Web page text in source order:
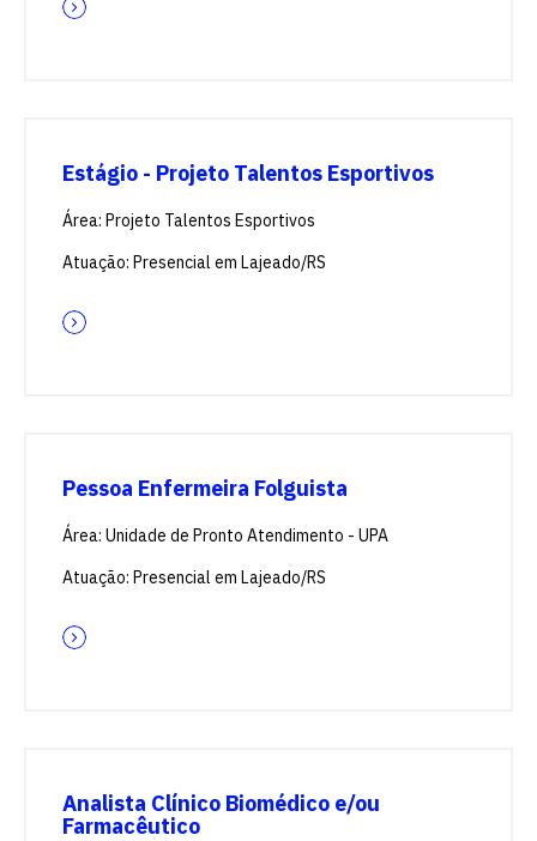
Estágio - Projeto Talentos Esportivos
Área: Projeto Talentos Esportivos
Atuação: Presencial em Lajeado/RS
Pessoa Enfermeira Folguista
Área: Unidade de Pronto Atendimento - UPA
Atuação: Presencial em Lajeado/RS
Analista Clínico Biomédico e/ou
Farmacêutico